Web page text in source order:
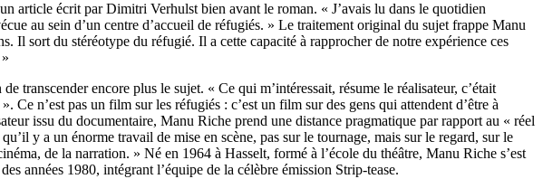
article écrit par Dimitri Verhulst bien avant le roman. « J’avais lu dans le quotidien
au sein d’un centre d’accueil de réfugiés. » Le traitement original du sujet frappe Manu
Il sort du stéréotype du réfugié. Il a cette capacité à rapprocher de notre expérience ces
transcender encore plus le sujet. « Ce qui m’intéressait, résume le réalisateur, c’était
Ce n’est pas un film sur les réfugiés : c’est un film sur des gens qui attendent d’être à
issu du documentaire, Manu Riche prend une distance pragmatique par rapport au « réel
y a un énorme travail de mise en scène, pas sur le tournage, mais sur le regard, sur le
de la narration. » Né en 1964 à Hasselt, formé à l’école du théâtre, Manu Riche s’est
années 1980, intégrant l’équipe de la célèbre émission Strip-tease.